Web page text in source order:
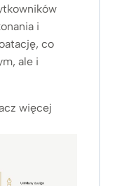
i
co
ale i
więcej